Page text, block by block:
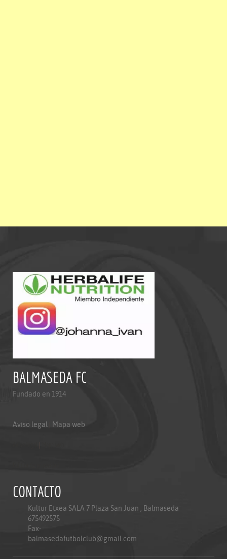
BALMASEDA FC
Fundado en 1914
Aviso legal Mapa web
CONTACTO
Kultur Etxea SALA 7 Plaza San Juan , Balmaseda
675492575
Fax-
balmasedafutbolclub@gmail.com